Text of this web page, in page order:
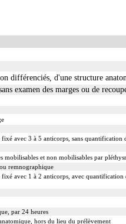
différenciés, d'une structure
examen des marges ou de
avec 3 à 5 anticorps, sans quantification
mobilisables et non mobilisables par
remnographique
avec 1 à 2 anticorps, avec quantification
par 24 heures
hors du lieu du prélèvement